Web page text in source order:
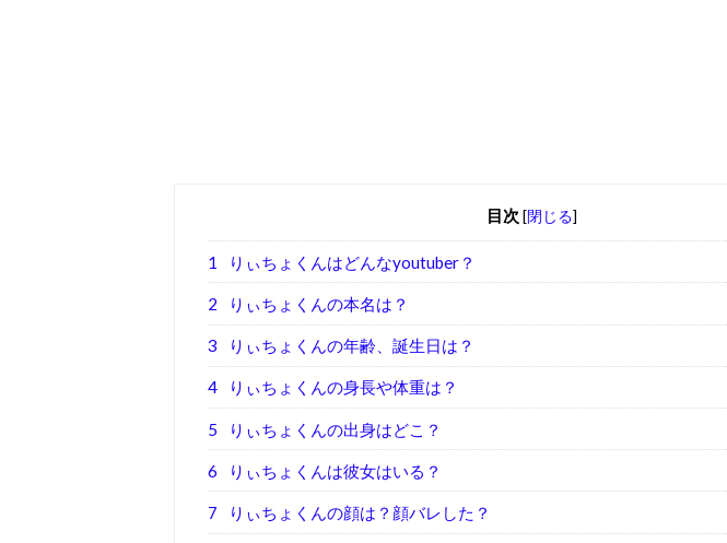
目次 [閉じる]
1 りぃちょくんはどんなyoutuber？
2 りぃちょくんの本名は？
3 りぃちょくんの年齢、誕生日は？
4 りぃちょくんの身長や体重は？
5 りぃちょくんの出身はどこ？
6 りぃちょくんは彼女はいる？
7 りぃちょくんの顔は？顔バレした？